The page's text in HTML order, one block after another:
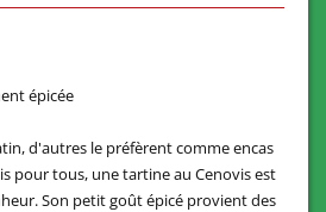
épicée
d'autres le préfèrent comme encas
pour tous, une tartine au Cenovis est
Son petit goût épicé provient des